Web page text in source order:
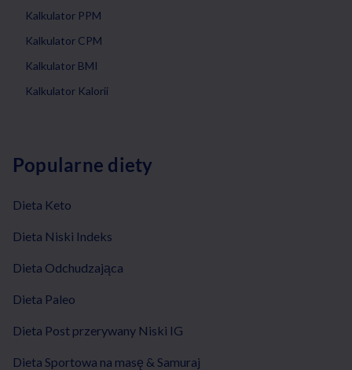
Kalkulator PPM
Kalkulator CPM
Kalkulator BMI
Kalkulator Kalorii
Popularne diety
Dieta Keto
Dieta Niski Indeks
Dieta Odchudzająca
Dieta Paleo
Dieta Post przerywany Niski IG
Dieta Sportowa na masę & Samuraj